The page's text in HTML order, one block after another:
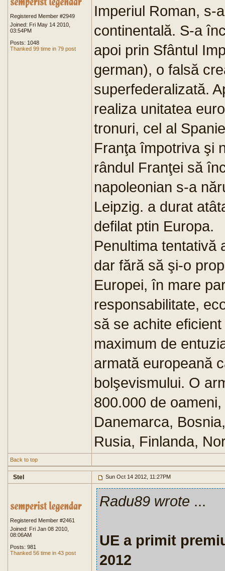
Registered Member #2949
Joined: Fri May 14 2010,
03:54PM
Posts: 1048
Thanked 99 time in 79 post
Imperiul Roman, s-
continentală. S-a
apoi prin Sfântul
german), o falsă
superfederalizată.
realiza unitatea
tronuri, cel al
Franţa împotriva şi
rândul Franţei să
napoleonian s-a
Leipzig. a durat
defilat ptin Europa.
Penultima tentativă
dar fără să şi-o
Europei, în mare
responsabilitate,
să se achite
maximum de
armată europeană
bolşevismului. O
800.000 de
Danemarca,
Rusia, Finlanda,
Back to top
Stel Sun Oct 14 2012, 11:27PM
Registered Member #2461
Joined: Fri Jan 08 2010,
08:06AM
Posts: 981
Thanked 56 time in 43 post
Radu89 wrote ...
UE a primit
2012